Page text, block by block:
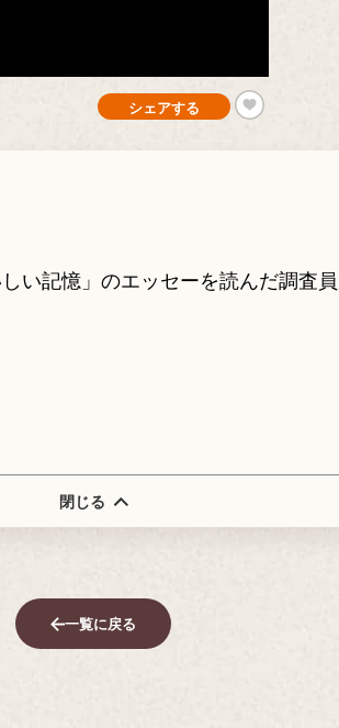
シェアする
い記憶」のエッセーを読んだ調査
閉じる
一覧に戻る